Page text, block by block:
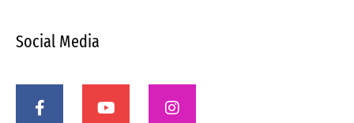
Social Media
c
u
s